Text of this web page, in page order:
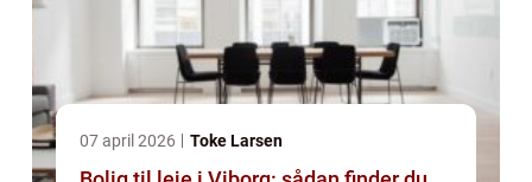
07 april 2026 Toke Larsen